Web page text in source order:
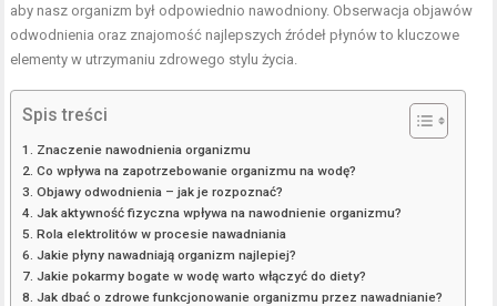
aby nasz organizm był odpowiednio nawodniony. Obserwacja objawów
odwodnienia oraz znajomość najlepszych źródeł płynów to kluczowe
elementy w utrzymaniu zdrowego stylu życia.
Spis treści
Znaczenie nawodnienia organizmu
Co wpływa na zapotrzebowanie organizmu na wodę?
Objawy odwodnienia – jak je rozpoznać?
Jak aktywność fizyczna wpływa na nawodnienie organizmu?
Rola elektrolitów w procesie nawadniania
Jakie płyny nawadniają organizm najlepiej?
Jakie pokarmy bogate w wodę warto włączyć do diety?
Jak dbać o zdrowe funkcjonowanie organizmu przez nawadnianie?